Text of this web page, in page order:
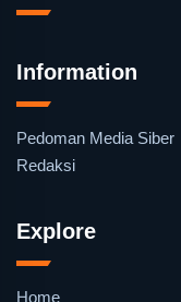
Information
Pedoman Media Siber
Redaksi
Explore
Home